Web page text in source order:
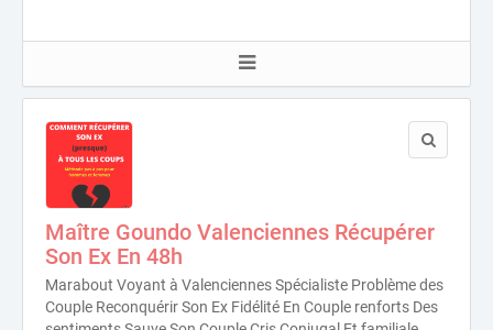
Maître Goundo Valenciennes Récupérer
Son Ex En 48h
Marabout Voyant à Valenciennes Spécialiste Problème des
Couple Reconquérir Son Ex Fidélité En Couple renforts Des